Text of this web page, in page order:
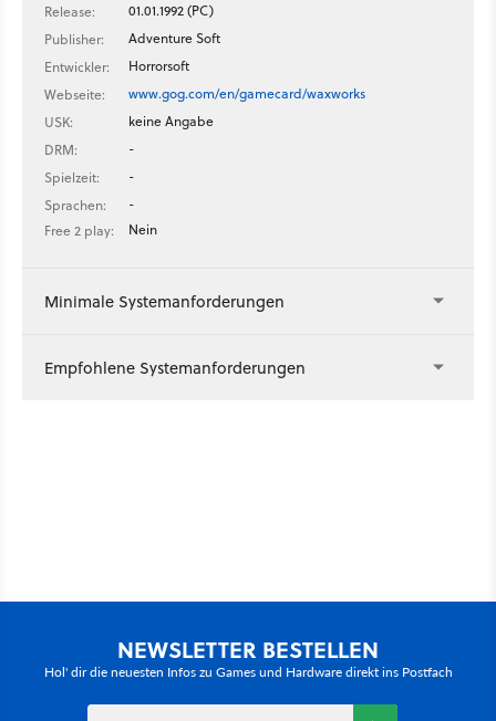
Release:
01.01.1992 (PC)
Publisher:
Adventure Soft
Entwickler:
Horrorsoft
Webseite:
www.gog.com/en/gamecard/waxworks
USK:
keine Angabe
DRM:
-
Spielzeit:
-
Sprachen:
-
Free 2 play:
Nein
Minimale Systemanforderungen
Empfohlene Systemanforderungen
NEWSLETTER BESTELLEN
Hol' dir die neuesten Infos zu Games und Hardware direkt ins Postfach